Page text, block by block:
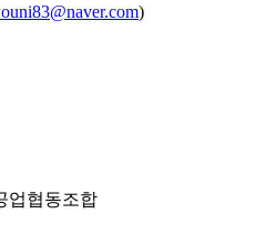
)
업협동조합